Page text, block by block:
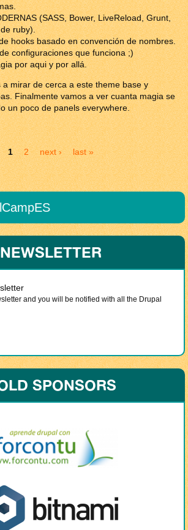
(SASS, Bower, LiveReload, Grunt,
ruby).
hooks basado en convención de nombres.
configuraciones que funciona ;)
por aqui y por allá.
mirar de cerca a este theme base y
Finalmente vamos a ver cuanta magia se
un poco de panels everywhere.
4
1 2 next › last »
NEWSLETTER
and you will be notified with all the Drupal
SPONSORS